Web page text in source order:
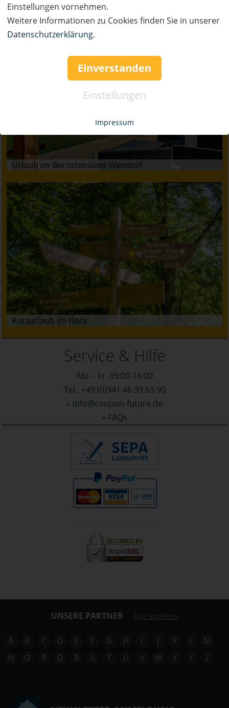
Einstellungen vornehmen.
Weitere Informationen zu Cookies finden Sie in unserer
Datenschutzerklärung.
Einverstanden
Einstellungen
Impressum
Neu im Blog
Urlaub im Bernsteinland Wendorf
Kurzurlaub im Harz
Service & Hilfe
Mo. - Fr. 09:00-16:00
Tel.: +49 (0)941 46 39 63 90
» info@coupon-future.de
» FAQs
UNSERE PARTNER Alle ansehen
A B C D E F G H I J K L
M
N
O P Q R S T U V W X Y Z